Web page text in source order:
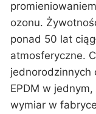
ozonu.
ponad 50 lat
atmosferyczne.
jednorodzinnych
EPDM w
wymiar w